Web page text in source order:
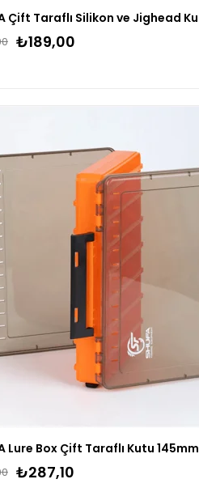
₺189,00
Lure Box Çift Taraflı Kutu 145mm
₺287,10